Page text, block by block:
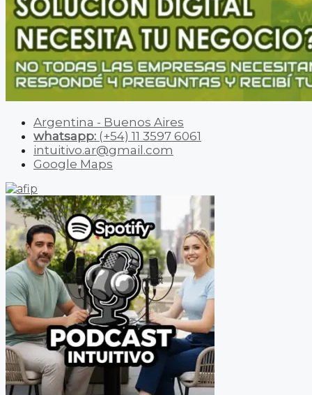
Argentina - Buenos Aires
whatsapp: (+54) 11 3597 6061
intuitivo.ar@gmail.com
Google Maps